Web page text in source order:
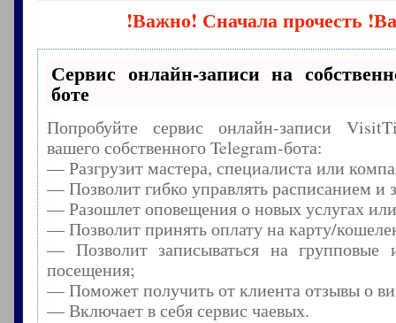
!Важно! Сначала прочесть
Сервис онлайн-записи на
боте
Попробуйте сервис онлайн-записи
вашего собственного Telegram-бота:
— Разгрузит мастера, специалиста или
— Позволит гибко управлять расписанием и
— Разошлет оповещения о новых услугах
— Позволит принять оплату на карту/
— Позволит записываться на групповые
посещения;
— Поможет получить от клиента отзывы о
— Включает в себя сервис чаевых.